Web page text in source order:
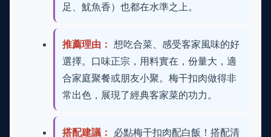
足、魷魚香）也都在水準之上。
推薦理由： 想吃合菜、感受客家風味的好
選擇。口味正宗，用料實在，份量大，適
合家庭聚餐或朋友小聚。梅干扣肉做得非
常出色，展現了經典客家菜的功力。
搭配建議： 必點梅干扣肉配白飯！搭配清